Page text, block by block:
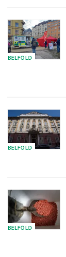
BELFÖLD
BELFÖLD
BELFÖLD